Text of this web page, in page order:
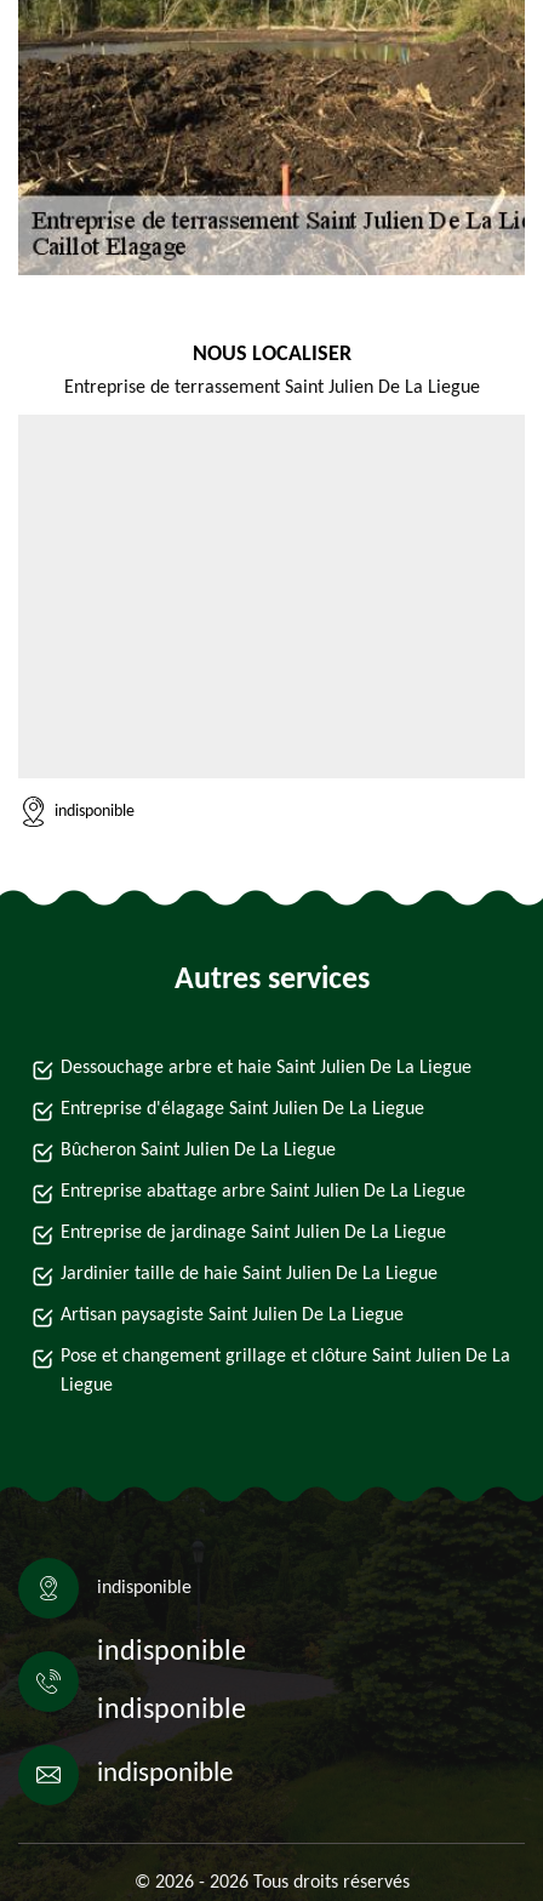
NOUS LOCALISER
Entreprise de terrassement Saint Julien De La Liegue
indisponible
Autres services
Dessouchage arbre et haie Saint Julien De La Liegue
Entreprise d'élagage Saint Julien De La Liegue
Bûcheron Saint Julien De La Liegue
Entreprise abattage arbre Saint Julien De La Liegue
Entreprise de jardinage Saint Julien De La Liegue
Jardinier taille de haie Saint Julien De La Liegue
Artisan paysagiste Saint Julien De La Liegue
Pose et changement grillage et clôture Saint Julien De La
Liegue
indisponible
indisponible
indisponible
indisponible
© 2026 - 2026 Tous droits réservés